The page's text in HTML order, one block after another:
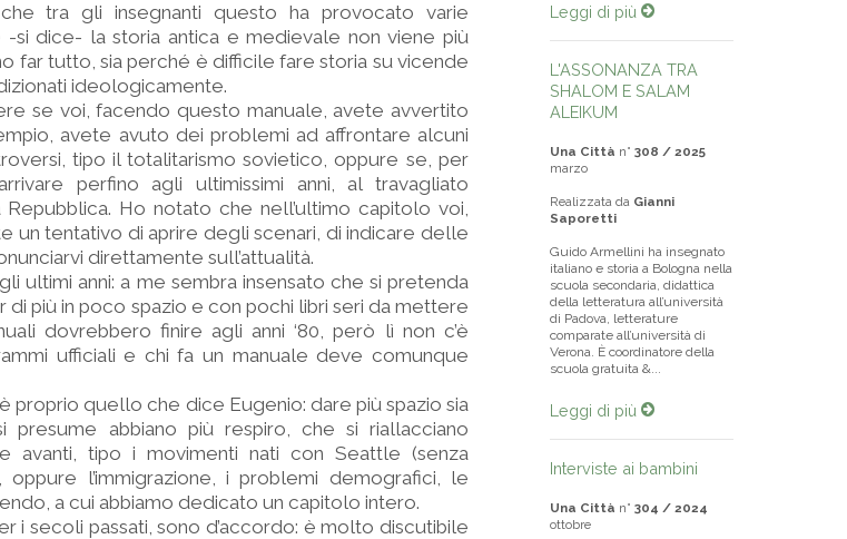
tra gli insegnanti questo ha provocato varie
si dice- la storia antica e medievale non viene più
far tutto, sia perché è difficile fare storia su vicende
ideologicamente.
se voi, facendo questo manuale, avete avvertito
avete avuto dei problemi ad affrontare alcuni
tipo il totalitarismo sovietico, oppure se, per
perfino agli ultimissimi anni, al travagliato
Ho notato che nell’ultimo capitolo voi,
un tentativo di aprire degli scenari, di indicare delle
direttamente sull’attualità.
ultimi anni: a me sembra insensato che si pretenda
di più in poco spazio e con pochi libri seri da mettere
dovrebbero finire agli anni ‘80, però lì non c’è
ufficiali e chi fa un manuale deve comunque
proprio quello che dice Eugenio: dare più spazio sia
abbiano più respiro, che si riallacciano
avanti, tipo i movimenti nati con Seattle (senza
oppure l’immigrazione, i problemi demografici, le
a cui abbiamo dedicato un capitolo intero.
i secoli passati, sono d’accordo: è molto discutibile
Leggi di più
L'ASSONANZA TRA
SHALOM E SALAM
ALEIKUM
Una Città n° 308 / 2025
marzo
Realizzata da Gianni
Saporetti
Guido Armellini ha insegnato
italiano e storia a Bologna nella
scuola secondaria, didattica
della letteratura all’università
di Padova, letterature
comparate all’università di
Verona. È coordinatore della
scuola gratuita &...
Leggi di più
Interviste ai bambini
Una Città n° 304 / 2024
ottobre